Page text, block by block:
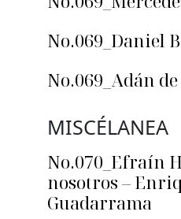
No.069_Daniel
No.069_Adán
MISCÉLANEA
No.070_Efraín
nosotros –
Guadarrama